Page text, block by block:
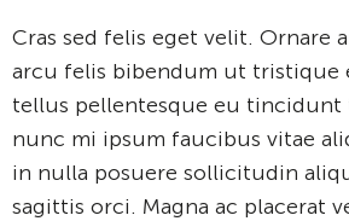
Cras sed felis eget velit. Ornare
arcu felis bibendum ut tristique
tellus pellentesque eu tincidunt
nunc mi ipsum faucibus vitae
in nulla posuere sollicitudin
sagittis orci. Magna ac placerat